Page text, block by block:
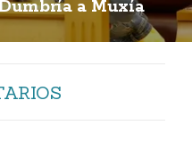
a Muxía